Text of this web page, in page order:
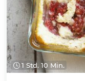
1 Std. 10 Min.